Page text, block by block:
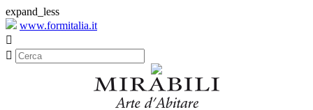
expand_less
www.formitalia.it

